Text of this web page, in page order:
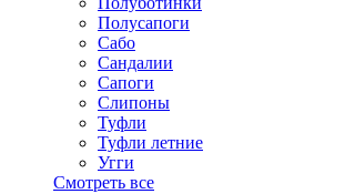
Полусапоги
Сабо
Сандалии
Сапоги
Слипоны
Туфли
Туфли летние
Угги
Смотреть все